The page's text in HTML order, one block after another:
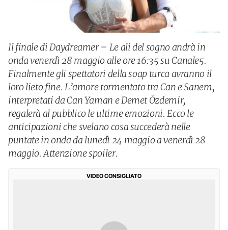
Il finale di Daydreamer – Le ali del sogno andrà in
onda venerdì 28 maggio alle ore 16:35 su Canale5.
Finalmente gli spettatori della soap turca avranno il
loro lieto fine. L’amore tormentato tra Can e Sanem,
interpretati da Can Yaman e Demet Özdemir,
regalerà al pubblico le ultime emozioni. Ecco le
anticipazioni che svelano cosa succederà nelle
puntate in onda da lunedì 24 maggio a venerdì 28
maggio. Attenzione spoiler.
VIDEO CONSIGLIATO